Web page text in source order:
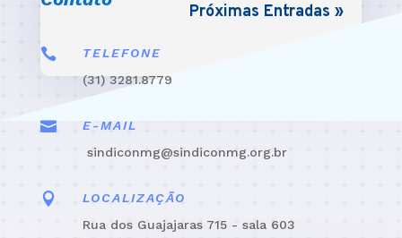
Próximas Entradas »

TELEFONE
(31) 3281.8779

E-MAIL
sindiconmg@sindiconmg.org.br

LOCALIZAÇÃO
Rua dos Guajajaras 715 - sala 603